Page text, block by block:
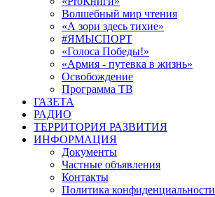
Волшебный мир чтения
«А зори здесь тихие»
#ЯМЫСПОРТ
«Голоса Победы!»
«Армия - путевка в жизнь»
Освобождение
Программа ТВ
ГАЗЕТА
РАДИО
ТЕРРИТОРИЯ РАЗВИТИЯ
ИНФОРМАЦИЯ
Документы
Частные объявления
Контакты
Политика конфиденциальности